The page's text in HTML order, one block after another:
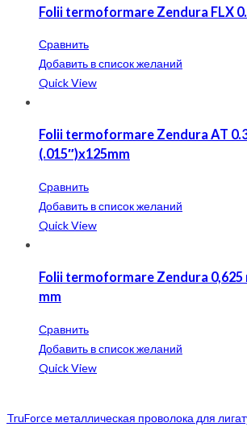
Folii termoformare Zendura FLX
Сравнить
Добавить в список желаний
Quick View
Folii termoformare Zendura AT
(.015″)x125mm
Сравнить
Добавить в список желаний
Quick View
Folii termoformare Zendura 0,625
mm
Сравнить
Добавить в список желаний
Quick View
TruForce металлическая проволока для